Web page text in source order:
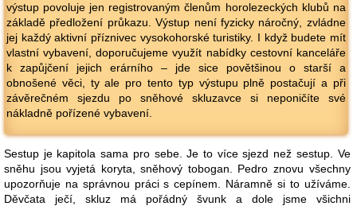
výstup povoluje jen registrovaným členům horolezeckých klubů na
základě předložení průkazu. Výstup není fyzicky náročný, zvládne
jej každý aktivní příznivec vysokohorské turistiky. I když budete mít
vlastní vybavení, doporučujeme využít nabídky cestovní kanceláře
k zapůjčení jejich erárního – jde sice povětšinou o starší a
obnošené věci, ty ale pro tento typ výstupu plně postačují a při
závěrečném sjezdu po sněhové skluzavce si neponičíte své
nákladně pořízené vybavení.
Sestup je kapitola sama pro sebe. Je to více sjezd než sestup. Ve
sněhu jsou vyjetá koryta, sněhový tobogan. Pedro znovu všechny
upozorňuje na správnou práci s cepínem. Náramně si to užíváme.
Děvčata ječí, skluz má pořádný švunk a dole jsme všichni